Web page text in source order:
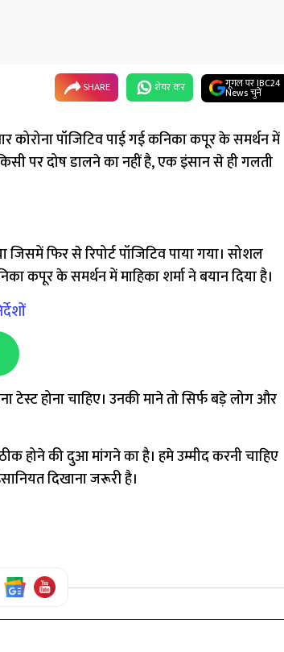
SHARE शेयर कर गूगल पर IBC24
News चुनें
कोरोना पॉजिटिव पाई गई कनिका कपूर के समर्थन में
पर दोष डालने का नहीं है, एक इंसान से ही गलती
फिर से रिपोर्ट पॉजिटिव पाया गया। सोशल
कपूर के समर्थन में माहिका शर्मा ने बयान दिया है।
टेस्ट होना चाहिए। उनकी माने तो सिर्फ बड़े लोग और
होने की दुआ मांगने का है। हमे उम्मीद करनी चाहिए
दिखाना जरूरी है।